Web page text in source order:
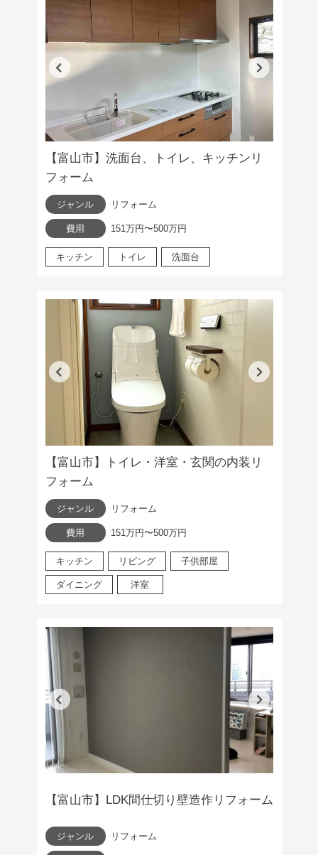
【富山市】洗面台、トイレ、キッチンリ
フォーム
ジャンル リフォーム
費用 151万円〜500万円
キッチン トイレ 洗面台
【富山市】トイレ・洋室・玄関の内装リ
フォーム
ジャンル リフォーム
費用 151万円〜500万円
キッチン リビング 子供部屋
ダイニング 洋室
【富山市】LDK間仕切り壁造作リフォーム
ジャンル リフォーム